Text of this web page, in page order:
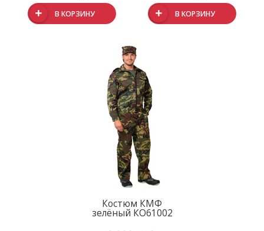
В КОРЗИНУ В КОРЗИНУ
Костюм КМФ
зелёный КО61002